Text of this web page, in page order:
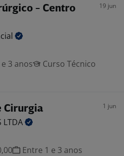
- Centro
19 jun
3 anos
Curso Técnico
Cirurgia 1 jun
LTDA
Entre 1 e 3 anos